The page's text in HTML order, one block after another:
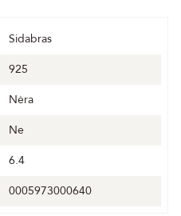
Sidabras
925
Nėra
Ne
6.4
0005973000640